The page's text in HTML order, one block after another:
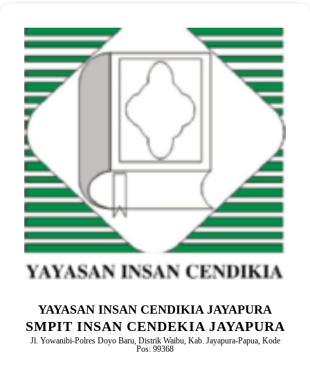
YAYASAN INSAN CENDIKIA JAYAPURA
SMPIT INSAN CENDEKIA JAYAPURA
Jl. Yowanibi-Polres Doyo Baru, Distrik Waibu, Kab. Jayapura-Papua, Kode
Pos: 99368